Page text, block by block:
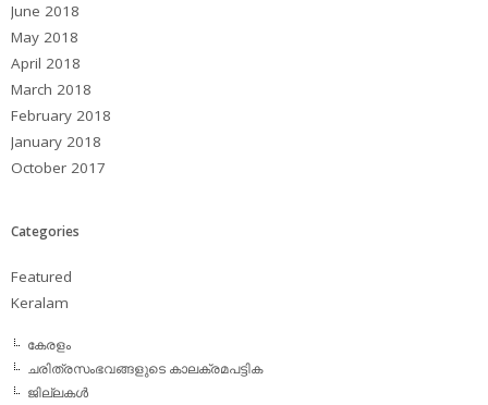
June 2018
May 2018
April 2018
March 2018
February 2018
January 2018
October 2017
Categories
Featured
Keralam
കേരളം
ചരിത്രസംഭവങ്ങളുടെ കാലക്രമപട്ടിക
ജില്ലകള്‍